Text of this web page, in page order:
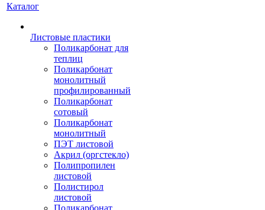
Каталог
Листовые пластики
Поликарбонат для
теплиц
Поликарбонат
монолитный
профилированный
Поликарбонат
сотовый
Поликарбонат
монолитный
ПЭТ листовой
Акрил (оргстекло)
Полипропилен
листовой
Полистирол
листовой
Поликарбонат